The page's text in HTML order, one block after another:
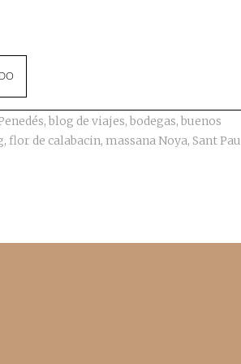
, blog de viajes, bodegas, buenos
, flor de calabacin, massana Noya, Sant Pau